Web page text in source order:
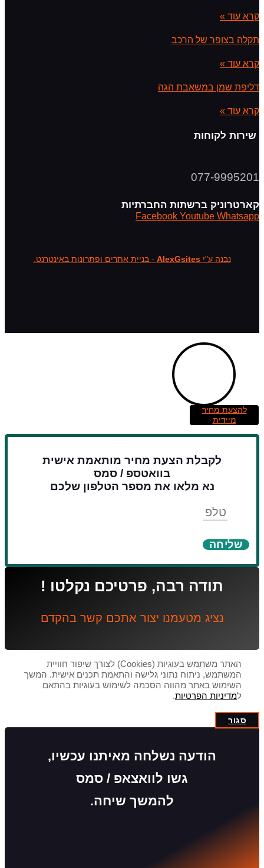
קרא עוד »
תקלה בצופר של הרכב
קרא עוד »
דליפת שמן במשאבת הגה
קרא עוד »
שירות לקוחות
077-9995201
קארטרוניק ברשתות החברתיות
Facebook Youtube Whatsapp
נבנה ע"יAlexGsites - בניית אתרים ופתרונות באינטרנט.
להצעת מחיר
מיידית
לקבלת הצעת מחיר מותאמת אישית
בוואטספ / סמס
נא מלאו את מספר הטלפון שלכם
שליחה
תודה רבה, פרטיכם נקלטו !
נציג מטעמנו יצור אתכם קשר בהקדם
האתר משתמש בעוגיות (Cookies) לצורך שיפור חוויית
המשתמש, ניתוח נתוני גלישה והתאמת תכנים אישית. המשך
השימוש באתר מהווה הסכמה לשימוש בעוגיות בהתאם
למדיניות הפרטיות.
סגור
הודעה נשלחה מאיתנו עכשיו,
גשו לוואצאפ / סמס
להמשך שיחה.